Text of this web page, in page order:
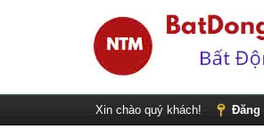
Xin chào quý khách! Đăng